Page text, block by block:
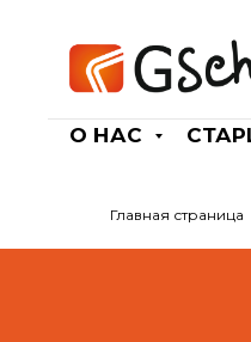
О НАС
Главная страница